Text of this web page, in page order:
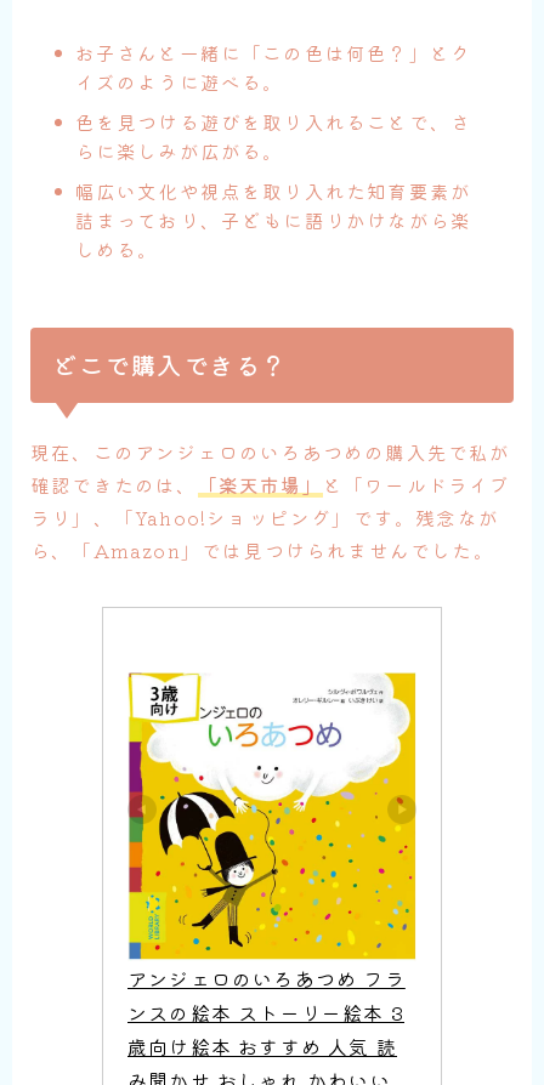
お子さんと一緒に「この色は何色？」とク
イズのように遊べる。
色を見つける遊びを取り入れることで、さ
らに楽しみが広がる。
幅広い文化や視点を取り入れた知育要素が
詰まっており、子どもに語りかけながら楽
しめる。
どこで購入できる？
現在、このアンジェロのいろあつめの購入先で私が
確認できたのは、
「楽天市場」
と「ワールドライブ
ラリ」、「Yahoo!ショッピング」です。残念なが
ら、「Amazon」では見つけられませんでした。
アンジェロのいろあつめ フラ
ンスの絵本 ストーリー絵本 3
歳向け絵本 おすすめ 人気 読